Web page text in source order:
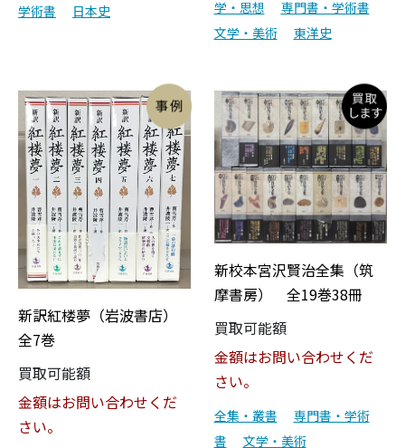
学術書
日本史
学・思想
専門書・学術書
文学・美術
東洋史
新訳紅楼夢（岩波書店）
全7巻
買取可能額
金額はお問い合わせくだ
さい。
新校本宮沢賢治全集（筑
摩書房） 全19巻38冊
買取可能額
金額はお問い合わせくだ
さい。
全集・叢書
専門書・学術
書
文学・美術